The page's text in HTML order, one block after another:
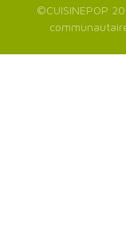
©CUISINEPOP